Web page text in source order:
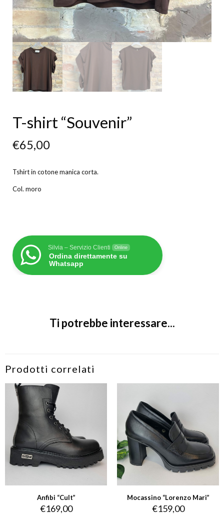
T-shirt “Souvenir”
€65,00
Tshirt in cotone manica corta.
Col. moro
Silvia – Servizio Clienti Online
Ordina direttamente su
Whatsapp
Ti potrebbe interessare...
Prodotti correlati
Anfibi “Cult”
€169,00
Mocassino “Lorenzo Mari”
€159,00